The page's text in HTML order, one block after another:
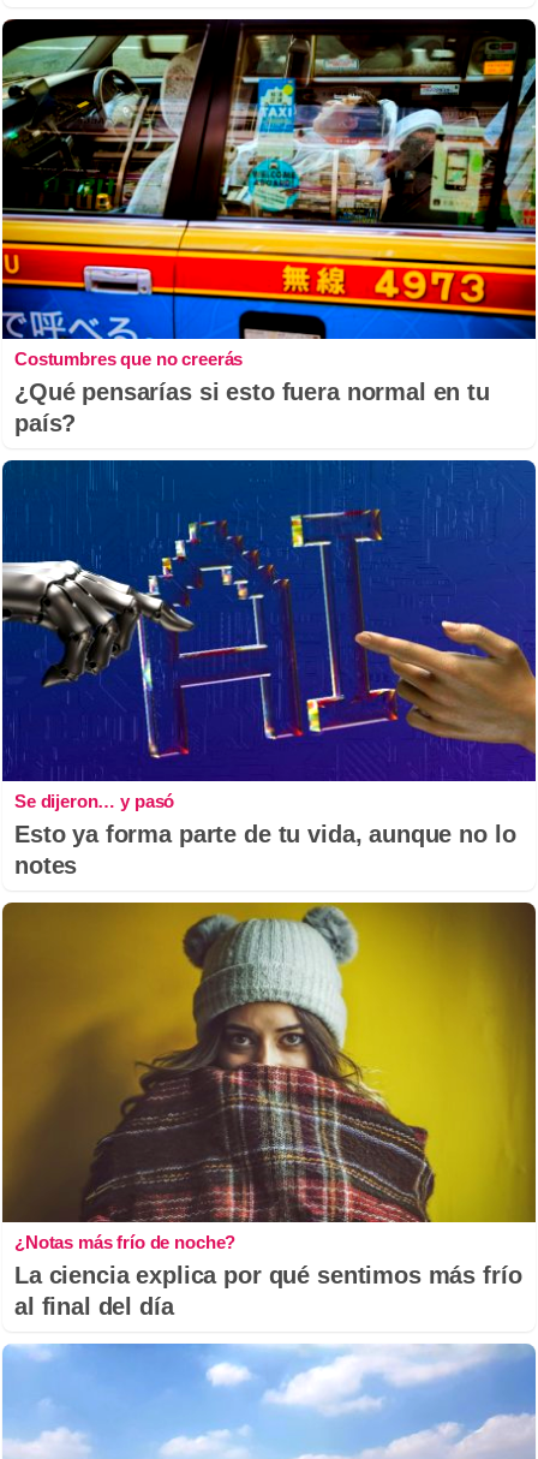
Costumbres que no creerás
¿Qué pensarías si esto fuera normal en tu
país?
Se dijeron… y pasó
Esto ya forma parte de tu vida, aunque no lo
notes
¿Notas más frío de noche?
La ciencia explica por qué sentimos más frío
al final del día